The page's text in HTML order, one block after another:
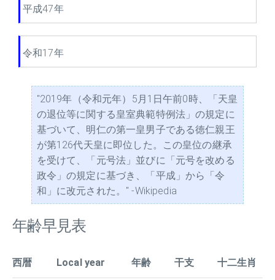
平成47年
令和17年
"2019年（令和元年）5月1日午前0時、「天皇
の退位等に関する皇室典範特例法」の規定に
基づいて、明仁の第一皇男子である徳仁親王
が第126代天皇に即位した。この皇位の継承
を受けて、「元号法」並びに「元号を改める
政令」の規定に基づき、「平成」から「令
和」に改元された。" -Wikipedia
年齢早見表
西暦 Local year 年齢 干支 十二生肖